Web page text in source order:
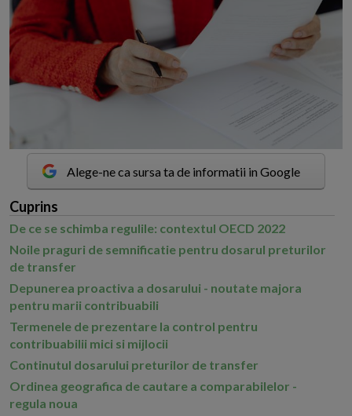
Alege-ne ca sursa ta de informatii in Google
Cuprins
De ce se schimba regulile: contextul OECD 2022
Noile praguri de semnificatie pentru dosarul preturilor
de transfer
Depunerea proactiva a dosarului - noutate majora
pentru marii contribuabili
Termenele de prezentare la control pentru
contribuabilii mici si mijlocii
Continutul dosarului preturilor de transfer
Ordinea geografica de cautare a comparabilelor -
regula noua